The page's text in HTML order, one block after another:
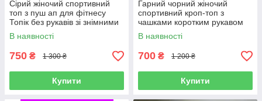
Сірий жіночий спортивний
топ з пуш ап для фітнесу
Топік без рукавів зі знімними
чашками для спорту якісний
стильний
В наявності
750 ₴ 1 300 ₴
Купити
Гарний чорний жіночий
спортивний кроп-топ з
чашками коротким рукавом
Укорочена футболка для
фітнесу та спорта сітка
В наявності
700 ₴ 1 200 ₴
Купити